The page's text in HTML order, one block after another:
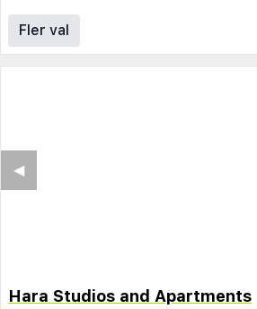
Fler val
◀︎
Hara Studios and Apartments